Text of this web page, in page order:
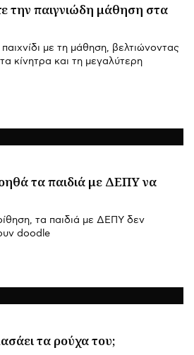
την παιγνιώδη μάθηση στα
με τη μάθηση, βελτιώνοντας
κίνητρα και τη μεγαλύτερη
τα παιδιά με ΔΕΠΥ να
τα παιδιά με ΔΕΠΥ δεν
doodle
τα ρούχα του;